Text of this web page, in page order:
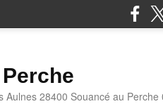
Aulnes 28400 Souancé au Perche